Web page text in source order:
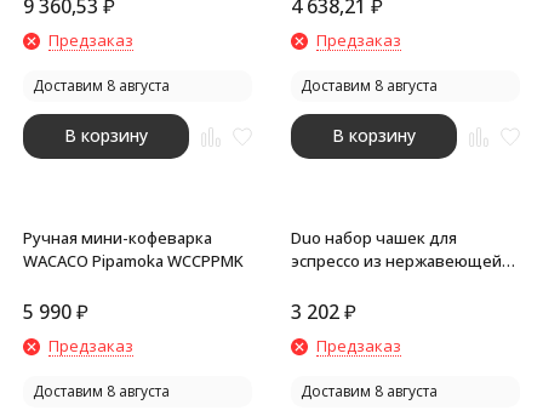
9 360,53 ₽
Предзаказ
Доставим 8 августа
В корзину
4 638,21 ₽
Предзаказ
Доставим 8 августа
В корзину
Ручная мини-кофеварка
WACACO Pipamoka WCCPPMK
5 990₽
Предзаказ
Доставим 8 августа
Duo набор чашек для
эспрессо из нержавеющей
согласно RCS, 80 мл -
3 202₽
Предзаказ
Доставим 8 августа